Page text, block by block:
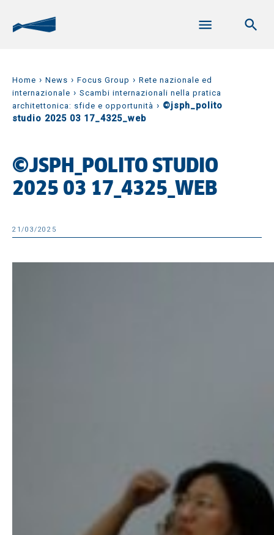
Home › News › Focus Group › Rete nazionale ed
internazionale › Scambi internazionali nella pratica
architettonica: sfide e opportunità › ©jsph_polito
studio 2025 03 17_4325_web
©JSPH_POLITO STUDIO
2025 03 17_4325_WEB
21/03/2025